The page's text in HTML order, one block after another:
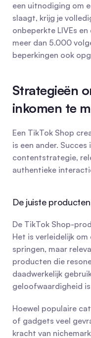
een uitnodiging om
slaagt, krijg je
onbeperkte LIVEs
meer dan 5.000
beperkingen ook
Strategieën
inkomen te
Een TikTok Shop
is een ander.
contentstrategie,
authentieke
De juiste
De TikTok Shop-
Het is verleidelijk
springen, maar
producten die
daadwerkelijk
geloofwaardigheid
Hoewel populaire
of gadgets veel
kracht van